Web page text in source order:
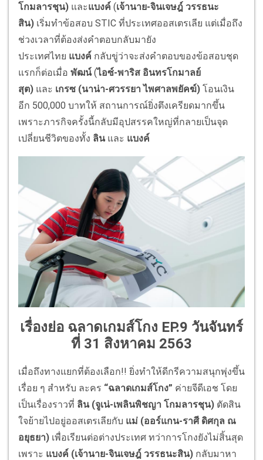
โกมลารชุน) และแบงค์ (เจ้านาย-จินเจษฎ์ วรรธนะ
สิน) เริ่มทำข้อสอบ STIC ที่ประเทศออสเตรเลีย แต่เมื่อถึง
ช่วงเวลาที่ต้องส่งคำตอบกลับมายัง
ประเทศไทย แบงค์ กลับขู่ว่าจะส่งคำตอบของข้อสอบชุด
แรกก็ต่อเมื่อ พัฒน์(ไอซ์-พาริส อินทรโกมาลย์
สุต) และ เกรซ (นาน่า-ศวรรยา ไพศาลพยัคฆ์) โอนเงิน
อีก 500,000 บาทให้ สถานการณ์ยิ่งตึงเครียดมากขึ้น
เพราะภารกิจครั้งนี้กลับมีอุปสรรคใหญ่ที่กลายเป็นจุด
เปลี่ยนชีวิตของทั้ง ลินและ แบงค์
เรื่องย่อ ฉลาดเกมส์โกง EP.9 วันจันทร์
ที่ 31 สิงหาคม 2563
เมื่อถึงทางแยกที่ต้องเลือก!! ยิ่งทำให้ดีกรีความสนุกพุ่งขึ้น
เรื่อย ๆ สำหรับ ละคร “ฉลาดเกมส์โกง” ค่ายจีดีเอช โดย
เป็นเรื่องราวที่ ลิน (จูเน่-เพลินพิชญา โกมลารชุน) ตัดสิน
ใจย้ายไปอยู่ออสเตรเลียกับ แม่ (ออร์แกน-ราศี ดิศกุล ณ
อยุธยา) เพื่อเรียนต่อต่างประเทศ ทว่าการโกงยังไม่สิ้นสุด
เพราะ แบงค์ (เจ้านาย-จินเจษฎ์ วรรธนะสิน) กลับมาหา